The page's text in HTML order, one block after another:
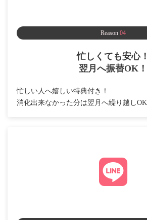
Reason 04
忙しくても安心！
翌月へ振替OK！
忙しい人へ嬉しい特典付き！
消化出来なかった分は翌月へ繰り越しOK